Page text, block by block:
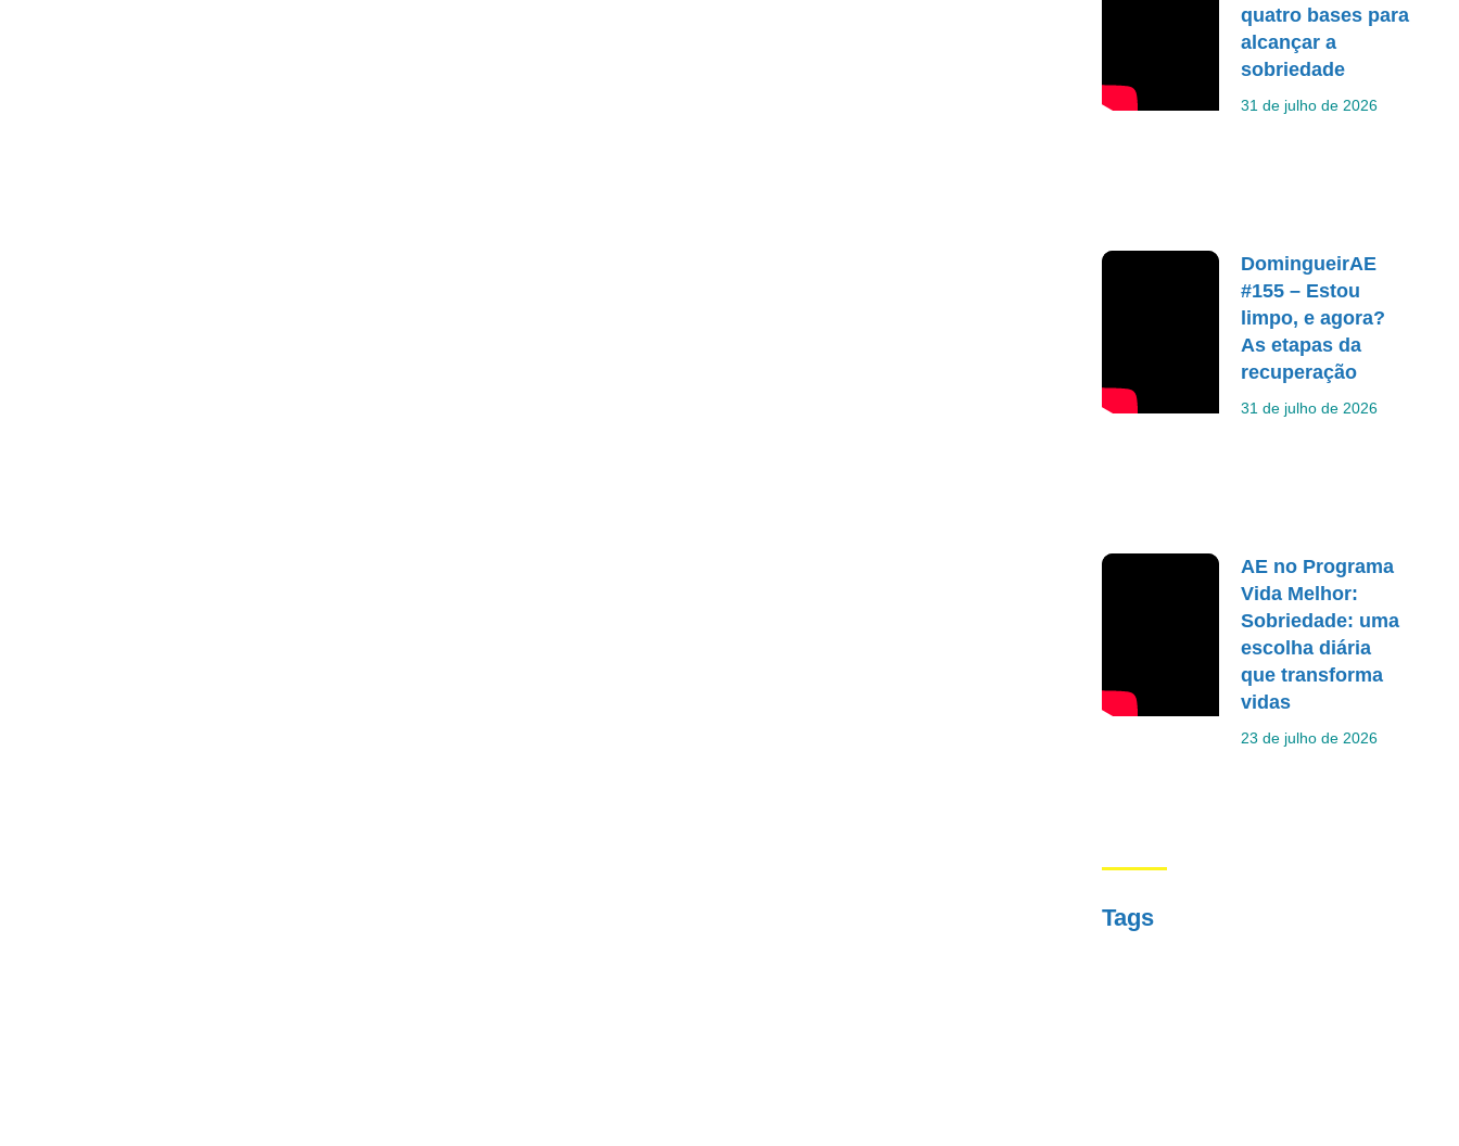
quatro bases para
alcançar a
sobriedade
31 de julho de 2026
DomingueirAE
#155 – Estou
limpo, e agora?
As etapas da
recuperação
31 de julho de 2026
AE no Programa
Vida Melhor:
Sobriedade: uma
escolha diária
que transforma
vidas
23 de julho de 2026
Tags